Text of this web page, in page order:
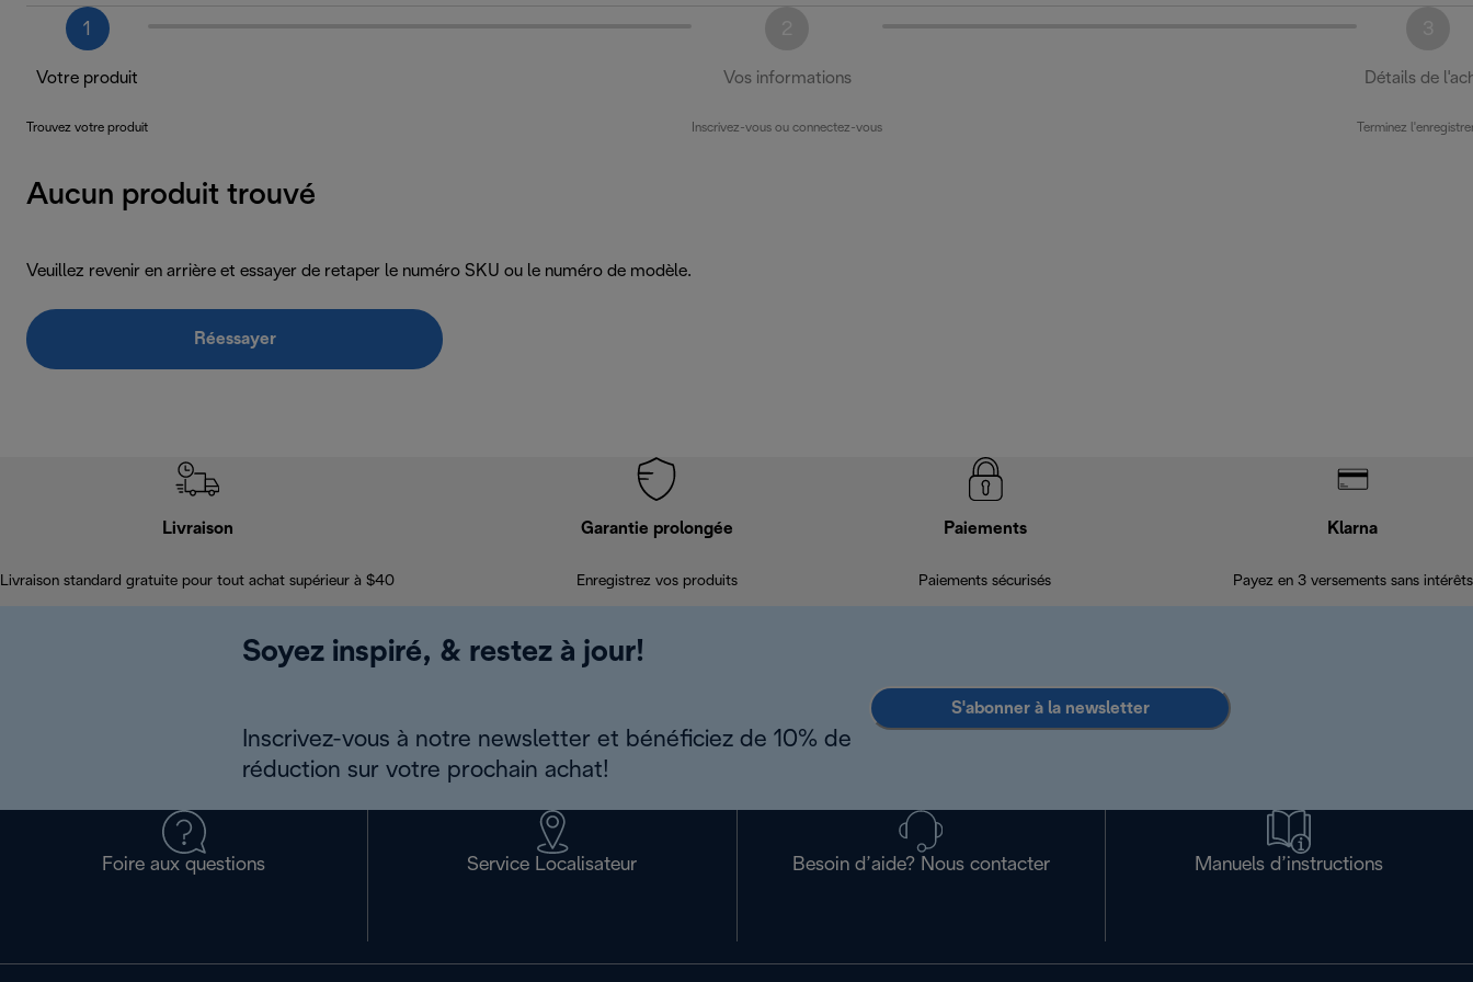
1
Votre produit
Trouvez votre produit
Vos informations
Inscrivez-vous ou connectez-vous
Détails de
Terminez
Aucun produit trouvé
Veuillez revenir en arrière et essayer de retaper le numéro SKU ou le numéro de modèle.
Réessayer
Livraison
Livraison standard gratuite pour tout achat supérieur à $40
Garantie prolongée
Enregistrez vos produits
Paiements
Paiements sécurisés
Klarna
Payez en 3 versements sans intérêts
Soyez inspiré, & restez à jour!
Inscrivez-vous à notre newsletter et bénéficiez de 10% de
réduction sur votre prochain achat!
S'abonner à la newsletter
Foire aux questions Service Localisateur Besoin d’aide? Nous contacter Manuels d’instructions